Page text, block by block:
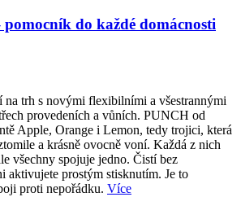
do každé domácnosti
na trh s novými flexibilními a všestrannými
provedeních a vůních. PUNCH od
Apple, Orange i Lemon, tedy trojici, která
a krásně ovocně voní. Každá z nich
všechny spojuje jedno. Čistí bez
aktivujete prostým stisknutím. Je to
proti nepořádku. Více